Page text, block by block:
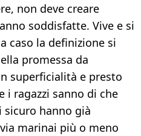
non deve creare
soddisfatte. Vive e si
caso la definizione si
promessa da
superficialità e presto
i ragazzi sanno di che
sicuro hanno già
marinai più o meno